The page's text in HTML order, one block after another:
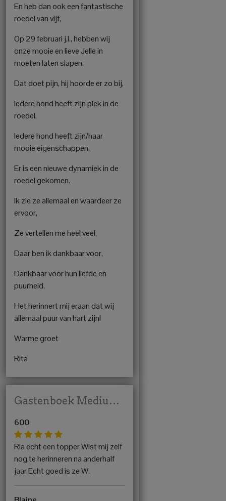
En heb dan ook een fantastische
roedel van vijf,
Op 29 februari j.l., hebben wij
onze mooie en lieve Jelle in
moeten laten slapen,
Dat doet pijn, hij hoorde er zo bij,
Iedere hond heeft zijn plek in de
roedel,
Iedere hond heeft zijn/haar
mooie eigenschappen,
Er is een nieuwe dynamiek in de
roedel gekomen.
Ik zie ze allemaal en waardeer ze
ervoor,
Ze vertellen me heel veel,
Daar ben ik dankbaar voor,
Dankbaar voor hun liefde en
puurheid,
Het herinnert mij eraan dat wij
allemaal puur van hart zijn!
Warme groet
Rita
Gastenboek Medium Rita
600
Ria echt een topper Wist mij zelf
nog te herinneren na anderhalf
jaar Echt goed is ze W.